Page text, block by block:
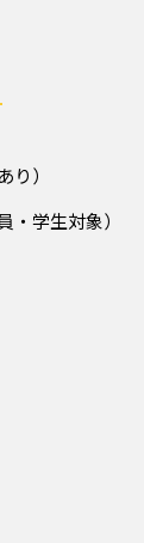
）
・学生対象）